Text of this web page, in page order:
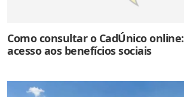
Como consultar o CadÚnico
acesso aos benefícios sociais